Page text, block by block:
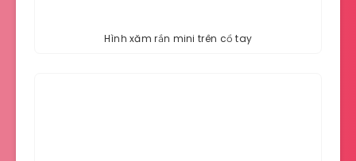
Hình xăm rắn mini trên cổ tay